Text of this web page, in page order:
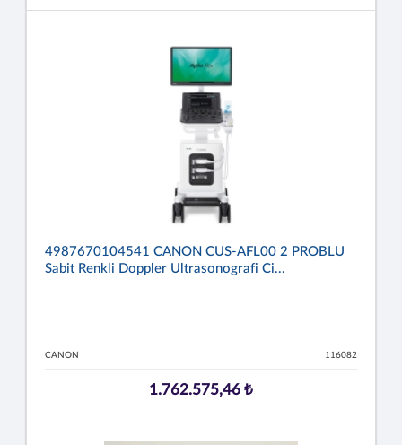
4987670104541 CANON CUS-AFL00 2 PROBLU
Sabit Renkli Doppler Ultrasonografi Ci...
CANON 116082
1.762.575,46 ₺